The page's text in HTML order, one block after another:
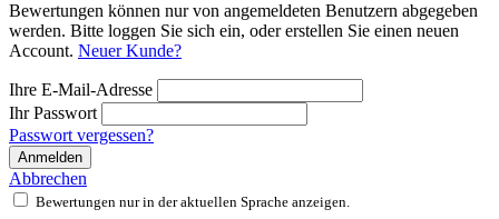
Bewertungen können nur von angemeldeten Benutzern abgegeben
werden. Bitte loggen Sie sich ein, oder erstellen Sie einen neuen
Account. Neuer Kunde?
Ihre E-Mail-Adresse
Ihr Passwort
Passwort vergessen?
Anmelden
Abbrechen
Bewertungen nur in der aktuellen Sprache anzeigen.